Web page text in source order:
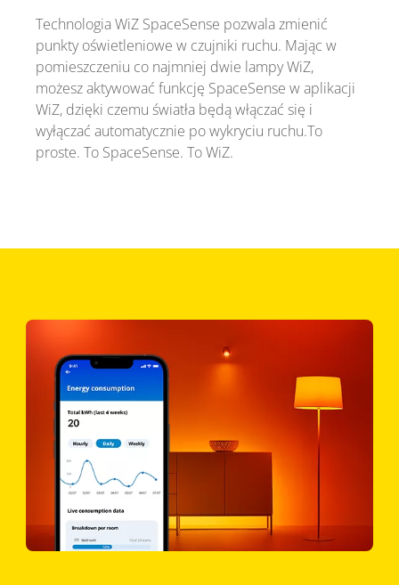
Technologia WiZ SpaceSense pozwala zmienić
punkty oświetleniowe w czujniki ruchu. Mając w
pomieszczeniu co najmniej dwie lampy WiZ,
możesz aktywować funkcję SpaceSense w aplikacji
WiZ, dzięki czemu światła będą włączać się i
wyłączać automatycznie po wykryciu ruchu.To
proste. To SpaceSense. To WiZ.